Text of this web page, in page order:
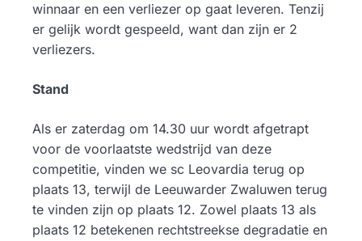
winnaar en een verliezer op gaat leveren. Tenzij
er gelijk wordt gespeeld, want dan zijn er 2
verliezers.
Stand
Als er zaterdag om 14.30 uur wordt afgetrapt
voor de voorlaatste wedstrijd van deze
competitie, vinden we sc Leovardia terug op
plaats 13, terwijl de Leeuwarder Zwaluwen terug
te vinden zijn op plaats 12. Zowel plaats 13 als
plaats 12 betekenen rechtstreekse degradatie en